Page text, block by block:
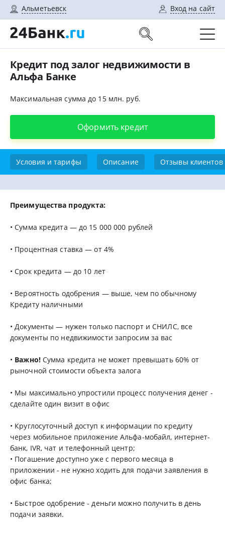
Альметьевск Вход на сайт
Кредит под залог недвижимости в
Альфа Банке
Максимальная сумма до 15 млн. руб.
Оформить кредит
Условия и тарифы Описание Отзывы клиентов
Преимущества продукта:
• Сумма кредита — до 15 000 000 рублей
• Процентная ставка — от 4%
• Срок кредита — до 10 лет
• Вероятность одобрения — выше, чем по обычному
Кредиту наличными
• Документы — нужен только паспорт и СНИЛС, все
документы по недвижимости запросим за вас
• Важно!Сумма кредита не может превышать 60% от
рыночной стоимости объекта залога
• Мы максимально упростили процесс получения денег -
сделайте один визит в офис
• Круглосуточный доступ к информации по кредиту
через мобильное приложение Альфа-мобайл, интернет-
банк, IVR, чат и телефонный центр;
• Погашение доступно уже с первого месяца в
приложении - не нужно ходить для подачи заявления в
офис банка;
• Быстрое одобрение - деньги можно получить в день
подачи заявки.